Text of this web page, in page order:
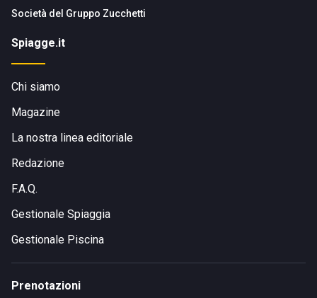
Società del Gruppo Zucchetti
Spiagge.it
Chi siamo
Magazine
La nostra linea editoriale
Redazione
F.A.Q.
Gestionale Spiaggia
Gestionale Piscina
Prenotazioni